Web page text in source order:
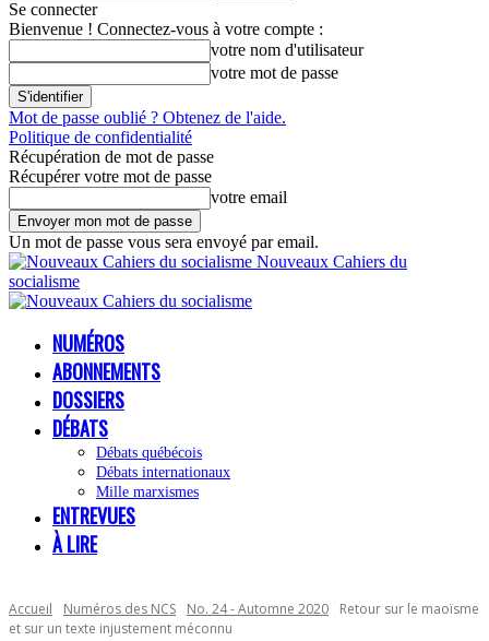
Se connecter
Bienvenue ! Connectez-vous à votre compte :
votre nom d'utilisateur
votre mot de passe
Mot de passe oublié ? Obtenez de l'aide.
Politique de confidentialité
Récupération de mot de passe
Récupérer votre mot de passe
votre email
Un mot de passe vous sera envoyé par email.
Nouveaux Cahiers du
socialisme
NUMÉROS
ABONNEMENTS
DOSSIERS
DÉBATS
Débats québécois
Débats internationaux
Mille marxismes
ENTREVUES
À LIRE
Accueil Numéros des NCS No. 24 - Automne 2020
Retour sur le maoïsme
et sur un texte injustement méconnu